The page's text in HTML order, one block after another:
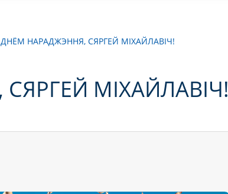
НАРАДЖЭННЯ, СЯРГЕЙ МІХАЙЛАВІЧ!
МІХАЙЛАВІЧ!